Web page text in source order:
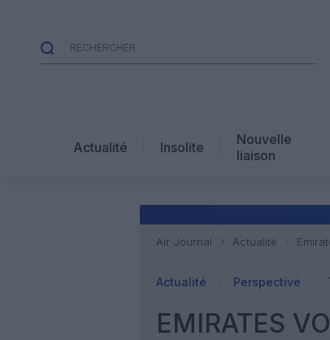
Actualité Insolite
Nouvelle
liaison
Air Journal Actualité
Actualité Perspective
EMIRATES